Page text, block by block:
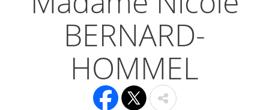
BERNARD-
HOMMEL